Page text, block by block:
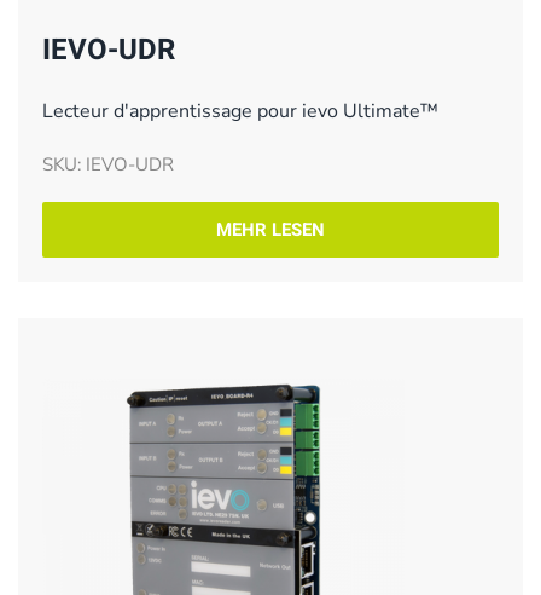
IEVO-UDR
Lecteur d'apprentissage pour ievo Ultimate™
SKU: IEVO-UDR
MEHR LESEN